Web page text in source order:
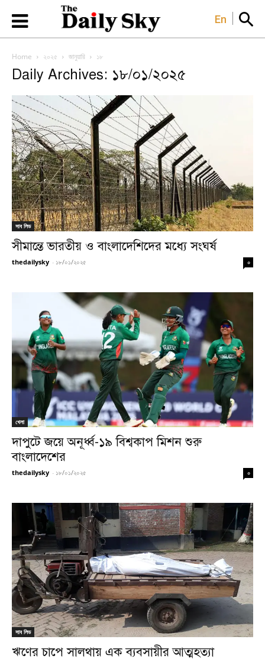
En
Home ২০২৫ জানুয়ারি ১৮
Daily Archives: ১৮/০১/২০২৫
সাব লিড
সীমান্তে ভারতীয় ও বাংলাদেশিদের মধ্যে সংঘর্ষ
thedailysky - ১৮/০১/২০২৫ ০
খেলা
দাপুটে জয়ে অনূর্ধ্ব-১৯ বিশ্বকাপ মিশন শুরু
বাংলাদেশের
thedailysky - ১৮/০১/২০২৫ ০
সাব লিড
ঋণের চাপে সালথায় এক ব্যবসায়ীর আত্মহত্যা